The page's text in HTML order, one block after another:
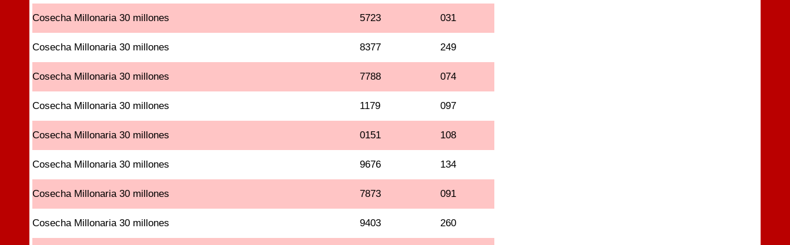
Cosecha Millonaria 30 millones 5723 031
Cosecha Millonaria 30 millones 8377 249
Cosecha Millonaria 30 millones 7788 074
Cosecha Millonaria 30 millones 1179 097
Cosecha Millonaria 30 millones 0151 108
Cosecha Millonaria 30 millones 9676 134
Cosecha Millonaria 30 millones 7873 091
Cosecha Millonaria 30 millones 9403 260